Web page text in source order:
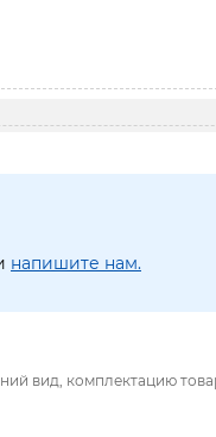
напишите нам.
вид, комплектацию